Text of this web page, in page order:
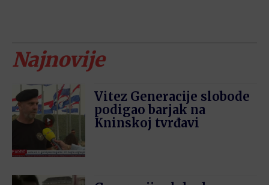
Najnovije
Vitez Generacije slobode
podigao barjak na
Kninskoj tvrđavi